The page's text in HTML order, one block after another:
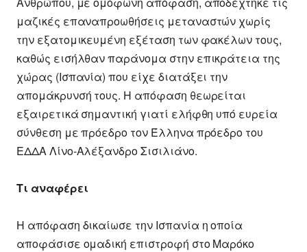
μαζικές επαναπροωθήσεις μεταναστών χωρίς
την εξατομικευμένη εξέταση των φακέλων τους,
καθώς εισήλθαν παράνομα στην επικράτεια της
χώρας (Ισπανία) που είχε διατάξει την
απομάκρυνσή τους. Η απόφαση θεωρείται
εξαιρετικά σημαντική γιατί ελήφθη υπό ευρεία
σύνθεση με πρόεδρο τον Έλληνα πρόεδρο του
ΕΔΔΑ Λίνο-Αλέξανδρο Σισιλιάνο.
Τι αναφέρει
Η απόφαση δικαίωσε την Ισπανία η οποία
αποφάσισε ομαδική επιστροφή στο Μαρόκο